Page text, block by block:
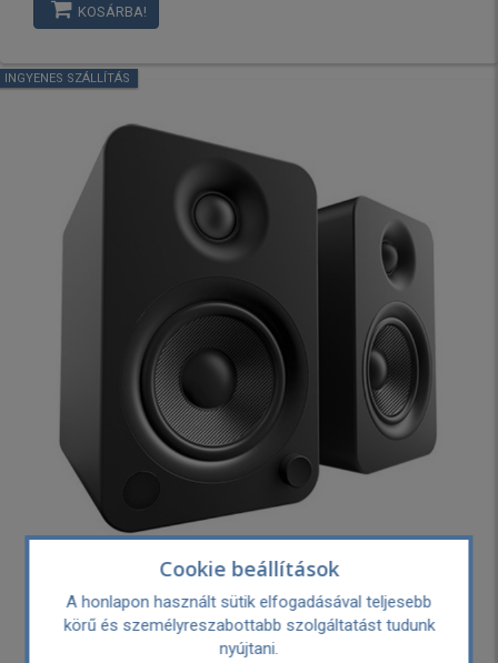
KOSÁRBA!
INGYENES SZÁLLÍTÁS
Kanto Audio YU4 Aktív Bluetooth hangfal,
matt fekete
Cookie beállítások
A honlapon használt sütik elfogadásával teljesebb
körű és személyreszabottabb szolgáltatást tudunk
nyújtani.